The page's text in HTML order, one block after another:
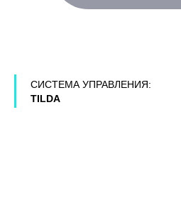
СИСТЕМА УПРАВЛЕНИЯ:
TILDA